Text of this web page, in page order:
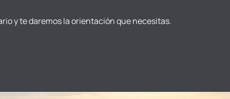
y te daremos la orientación que necesitas.